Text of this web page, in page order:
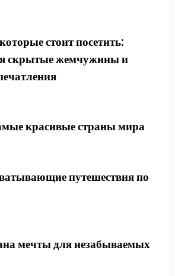
стоит посетить:
скрытые жемчужины и
красивые страны мира
путешествия по
мечты для незабываемых